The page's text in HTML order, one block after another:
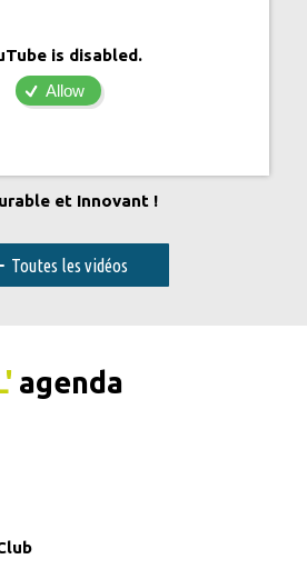
is disabled.
Allow
et Innovant !
Toutes les vidéos
agenda